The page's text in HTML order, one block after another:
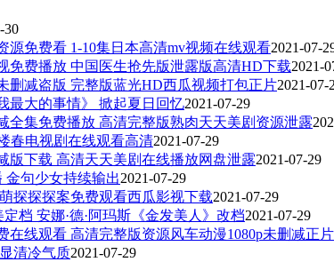
30
源免费看 1-10集日本高清mv视频在线观看2021-07-
免费播放 中国医生抢先版泄露版高清HD下载2021-
删减盗版 完整版蓝光HD西瓜视频打包正片2021-07-
最大的事情》 掀起夏日回忆2021-07-29
全集免费播放 高清完整版熟肉天天美剧资源泄露
春电视剧在线观看高清2021-07-29
版下载 高清天天美剧在线播放网盘泄露2021-07-29
金句少女持续输出2021-07-29
探探探案免费观看西瓜影视下载2021-07-29
档 安娜·德·阿玛斯《金发美人》改档2021-07-29
在线观看 高清完整版资源风车动漫1080p未删减正片
清冷气质2021-07-29